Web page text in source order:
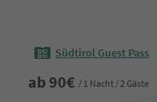
Südtirol Guest Pass
ab 90€ / 1 Nacht / 2 Gäste